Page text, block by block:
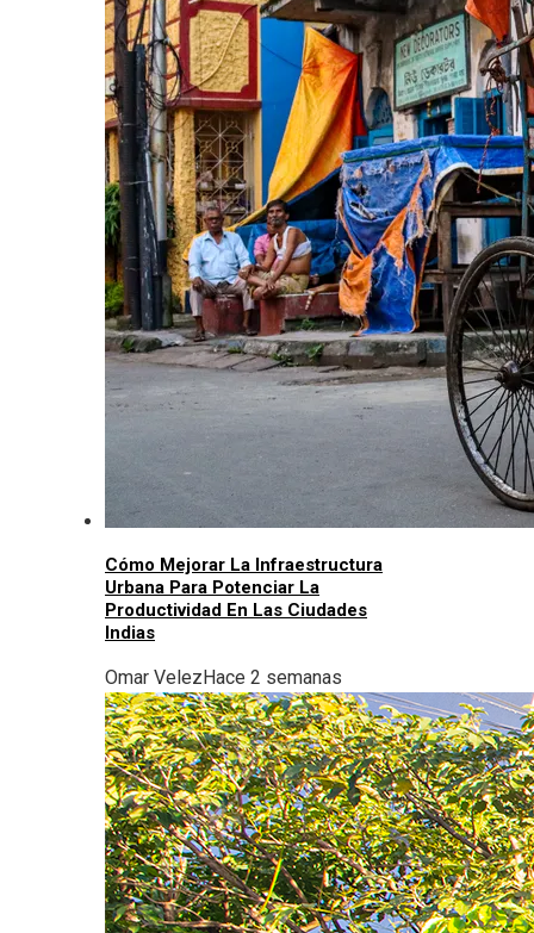
Cómo Mejorar La Infraestructura
Urbana Para Potenciar La
Productividad En Las Ciudades
Indias
Omar VelezHace 2 semanas